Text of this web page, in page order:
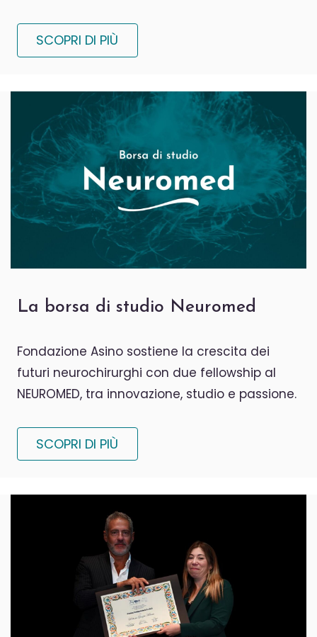
SCOPRI DI PIÙ
La borsa di studio Neuromed
Fondazione Asino sostiene la crescita dei
futuri neurochirurghi con due fellowship al
NEUROMED, tra innovazione, studio e passione.
SCOPRI DI PIÙ